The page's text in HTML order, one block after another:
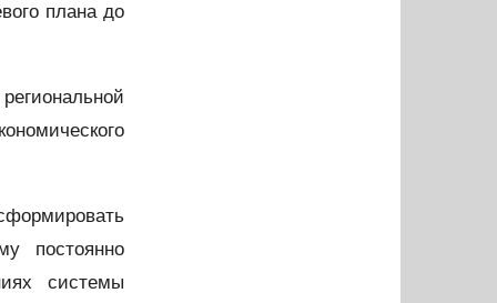
плана до
постоянно
системы